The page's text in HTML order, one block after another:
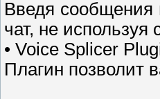
Введя сообщения
чат, не используя
• Voice Splicer
Плагин позволит